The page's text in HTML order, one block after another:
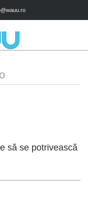
să se potrivească